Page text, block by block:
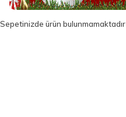
Sepetinizde ürün bulunmamaktadır